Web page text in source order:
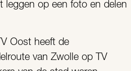
leggen op een foto en delen
Oost heeft de
van Zwolle op TV